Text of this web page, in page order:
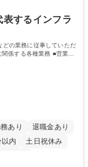
するインフラ
どの業務に従事していただ
係する各種業務 ■営業部
あり
退職金あり
内
土日祝休み